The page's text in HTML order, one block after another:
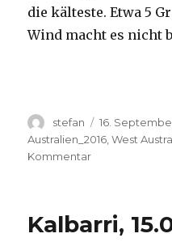
die kälteste. Etwa 5
Wind macht es nicht
Autor
stefan
Veröffentlicht
am
16.
Australien_2016 ,West
Kommentarzu
Kalbarri,